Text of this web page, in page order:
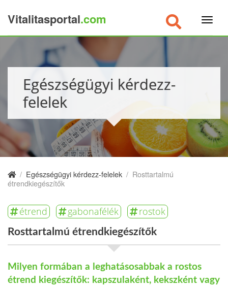
Vitalitasportal.com
Egészségügyi kérdezz-
felelek
/ Egészségügyi kérdezz-felelek / Rosttartalmú
étrendkiegészítők
étrend gabonafélék rostok
Rosttartalmú étrendkiegészítők
Milyen formában a leghatásosabbak a rostos
étrend kiegészítők: kapszulaként, kekszként vagy
×